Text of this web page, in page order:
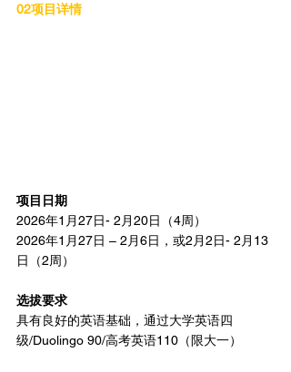
02项目详情
项目日期
2026年1月27日- 2月20日（4周）
2026年1月27日 – 2月6日，或2月2日- 2月13
日（2周）
选拔要求
具有良好的英语基础，通过大学英语四
级/Duolingo 90/高考英语110（限大一）